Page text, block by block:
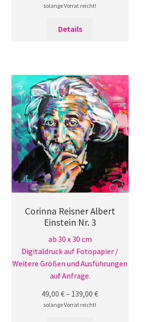
solange Vorrat reicht!
Details
auf.
Die
Optionen
können
auf
der
Produktseite
gewählt
werden
Corinna Reisner Albert
Einstein Nr. 3
ab 30 x 30 cm
Digitaldruck auf Fotopapier /
Weitere Größen und Ausführungen
auf Anfrage.
49,00€– 139,00€
solange Vorrat reicht!